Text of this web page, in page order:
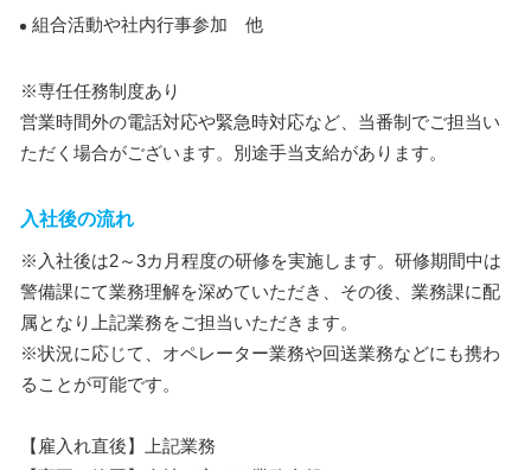
組合活動や社内行事参加 他
※専任任務制度あり
営業時間外の電話対応や緊急時対応など、当番制でご担当い
ただく場合がございます。別途手当支給があります。
入社後の流れ
※入社後は2～3カ月程度の研修を実施します。研修期間中は
警備課にて業務理解を深めていただき、その後、業務課に配
属となり上記業務をご担当いただきます。
※状況に応じて、オペレーター業務や回送業務などにも携わ
ることが可能です。
【雇入れ直後】上記業務